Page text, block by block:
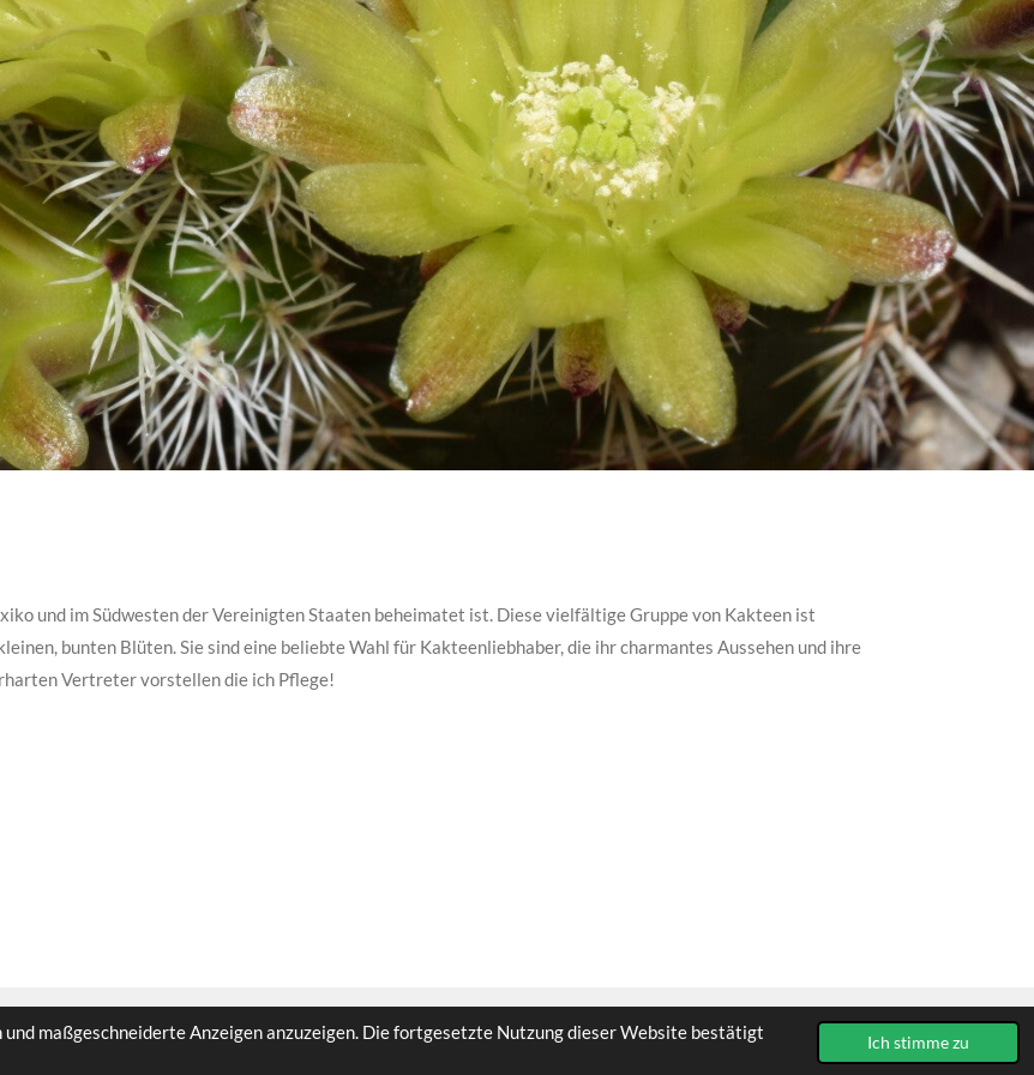
maßgeschneiderte Anzeigen anzuzeigen. Die fortgesetzte Nutzung dieser Website bestätigt
Ich stimme zu
und im Südwesten der Vereinigten Staaten beheimatet ist. Diese vielfältige Gruppe von Kakteen ist
bunten Blüten. Sie sind eine beliebte Wahl für Kakteenliebhaber, die ihr charmantes Aussehen und ihre
Vertreter vorstellen die ich Pflege!